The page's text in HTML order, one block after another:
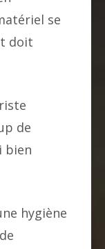
se
doit
de
bien
hygiène